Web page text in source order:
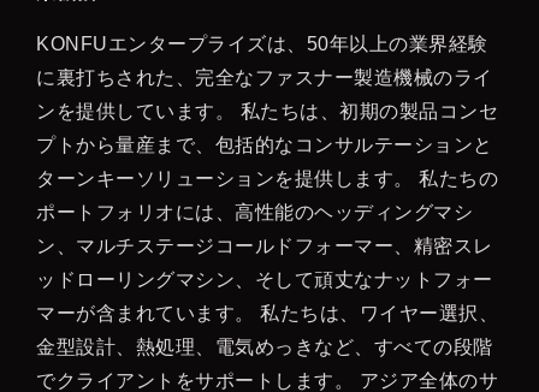
KONFUエンタープライズは、50年以上の業界経験
に裏打ちされた、完全なファスナー製造機械のライ
ンを提供しています。 私たちは、初期の製品コンセ
プトから量産まで、包括的なコンサルテーションと
ターンキーソリューションを提供します。 私たちの
ポートフォリオには、高性能のヘッディングマシ
ン、マルチステージコールドフォーマー、精密スレ
ッドローリングマシン、そして頑丈なナットフォー
マーが含まれています。 私たちは、ワイヤー選択、
金型設計、熱処理、電気めっきなど、すべての段階
でクライアントをサポートします。 アジア全体のサ